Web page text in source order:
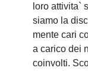
loro attivita`
siamo la
mente cari
a carico dei
coinvolti.